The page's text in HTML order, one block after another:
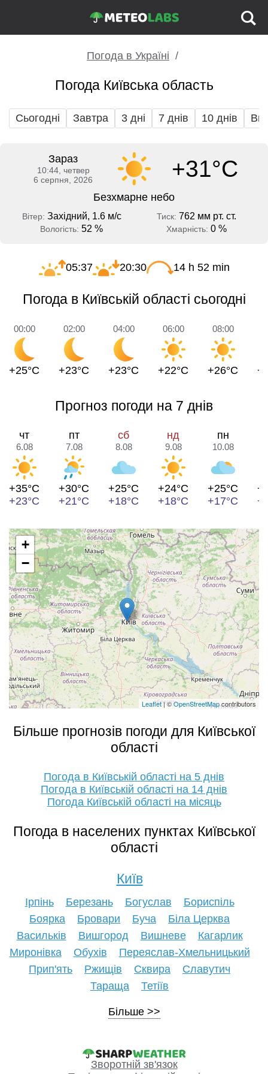
Погода в Україні
Погода Київська область
Сьогодні Завтра 3 дні 7 днів 10 днів
Зараз
10:44, четвер
6 серпня, 2026
+31°C
Безхмарне небо
Вітер: Західний, 1.6 м/с Тиск: 762 мм рт. ст.
Вологість: 52 % Хмарність: 0 %
05:37 20:30 14 h 52 min
Погода в Київській області сьогодні
00:00
+25°C
02:00
+23°C
04:00
+23°C
06:00
+22°C
08:00
+26°C
Прогноз погоди на 7 днів
чт
6.08
+35°C
+23°C
пт
7.08
+30°C
+21°C
сб
8.08
+25°C
+18°C
нд
9.08
+24°C
+18°C
пн
10.08
+25°C
+17°C
+
−
Leaflet| ©OpenStreetMapcontributors
Більше прогнозів погоди для Київської
області
Погода в Київській області на 5 днів
Погода в Київській області на 14 днів
Погода Київській області на місяць
Погода в населених пунктах Київської
області
Київ
Ірпінь Березань Богуслав
Бориспіль
Боярка
Бровари Буча
Біла Церква
Васильків
Вишгород Вишневе
Кагарлик
Миронівка
Обухів
Переяслав-Хмельницький
Прип'ять
Ржищів Сквира
Славутич
Тараща
Тетіїв
Більше
Зворотній зв'язок